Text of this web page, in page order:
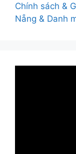
Chính sách &
Nẵng & Danh